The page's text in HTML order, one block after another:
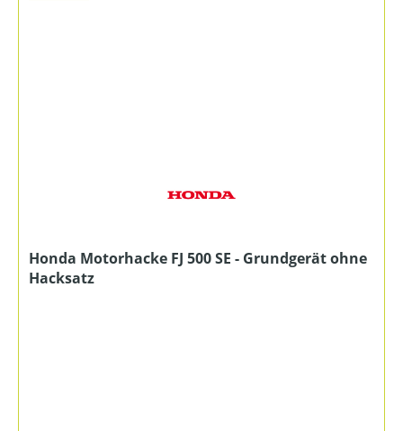
Honda Motorhacke FJ 500 SE - Grundgerät ohne
Hacksatz